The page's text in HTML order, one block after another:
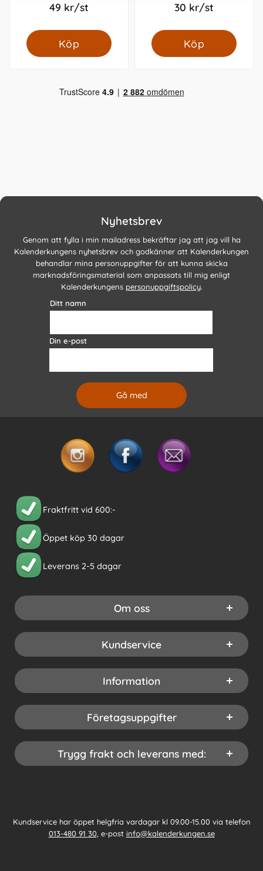
49 kr/st
Köp
30 kr/st
Köp
Nyhetsbrev
Genom att fylla i min mailadress bekräftar jag att jag vill ha
Kalenderkungens nyhetsbrev och godkänner att Kalenderkungen
behandlar mina personuppgifter för att kunna skicka
marknadsföringsmaterial som anpassats till mig enligt
Kalenderkungens personuppgiftspolicy.
Ditt namn
Din e-post
Fraktfritt vid 600:-
Öppet köp 30 dagar
Leverans 2-5 dagar
Om oss
Kundservice
Information
Företagsuppgifter
Trygg frakt och leverans med:
Kundservice har öppet helgfria vardagar kl 09.00-15.00 via telefon
013-480 91 30, e-post info@kalenderkungen.se